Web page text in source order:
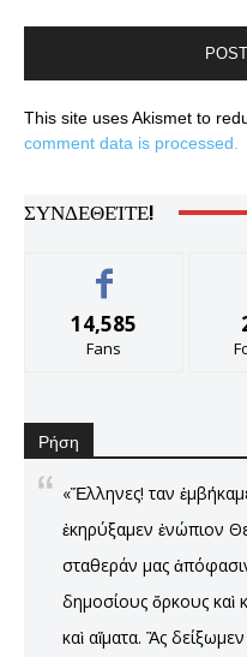
This site uses Akismet to
comment data is processed.
ΣΥΝΔΕΘΕΊΤΕ!
14,585
Fans
Ρήση
«Ἕλληνες! Ὅταν
ἐκηρύξαμεν ἐνώπιον
σταθεράν μας
δημοσίους ὄρκους καὶ
καὶ αἵματα. Ἂς